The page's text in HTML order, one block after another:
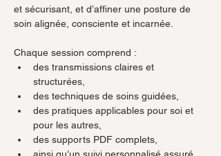
et sécurisant, et d’affiner une posture de
soin alignée, consciente et incarnée.
Chaque session comprend :
des transmissions claires et
structurées,
des techniques de soins guidées,
des pratiques applicables pour soi et
pour les autres,
des supports PDF complets,